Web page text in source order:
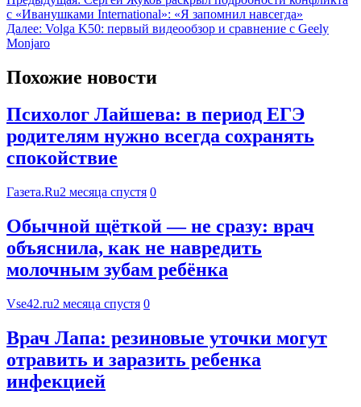
с «Иванушками International»: «Я запомнил навсегда»
Далее: Volga K50: первый видеообзор и сравнение с Geely
Monjaro
Похожие новости
Психолог Лайшева: в период ЕГЭ
родителям нужно всегда сохранять
спокойствие
Газета.Ru2 месяца спустя 0
Обычной щёткой — не сразу: врач
объяснила, как не навредить
молочным зубам ребёнка
Vse42.ru2 месяца спустя 0
Врач Лапа: резиновые уточки могут
отравить и заразить ребенка
инфекцией